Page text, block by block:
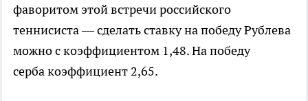
фаворитом этой встречи российского
теннисиста — сделать ставку на победу Рублева
можно с коэффициентом 1,48. На победу
серба коэффициент 2,65.